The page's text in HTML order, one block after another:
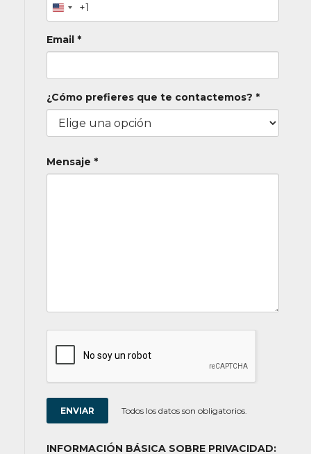
+1
Email *
¿Cómo prefieres que te contactemos? *
Mensaje *
Todos los datos son obligatorios.
INFORMACIÓN BÁSICA SOBRE PRIVACIDAD: